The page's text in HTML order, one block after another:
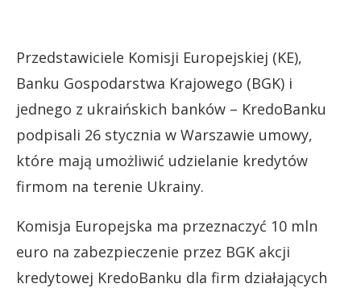
Przedstawiciele Komisji Europejskiej (KE),
Banku Gospodarstwa Krajowego (BGK) i
jednego z ukraińskich banków – KredoBanku
podpisali 26 stycznia w Warszawie umowy,
które mają umożliwić udzielanie kredytów
firmom na terenie Ukrainy.
Komisja Europejska ma przeznaczyć 10 mln
euro na zabezpieczenie przez BGK akcji
kredytowej KredoBanku dla firm działających